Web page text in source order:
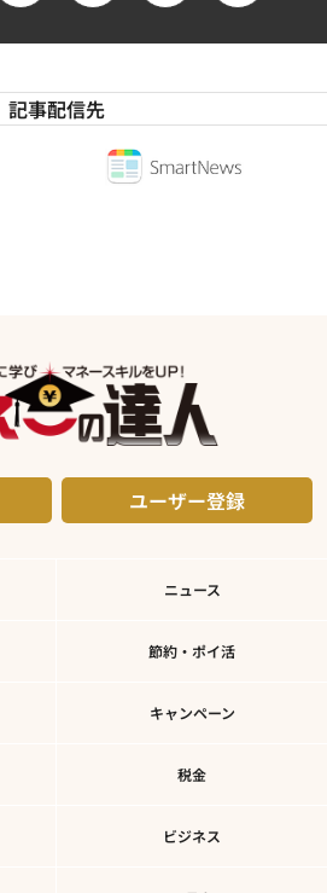
記事配信先
ユーザー登録
ニュース
節約・ポイ活
キャンペーン
税金
ビジネス